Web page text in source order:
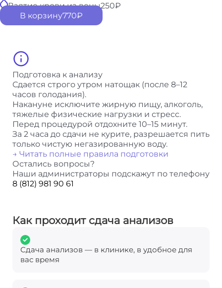
Взятие крови из вены250₽
В корзину770₽
Подготовка к анализу
Сдается строго утром натощак (после 8–12
часов голодания).
Накануне исключите жирную пищу, алкоголь,
тяжелые физические нагрузки и стресс.
Перед процедурой отдохните 10–15 минут.
За 2 часа до сдачи не курите, разрешается пить
только чистую негазированную воду.
→ Читать полные правила подготовки
Остались вопросы?
Наши администраторы подскажут по телефону
8 (812) 981 90 61
Как проходит сдача анализов
Сдача анализов — в клинике, в удобное для
вас время